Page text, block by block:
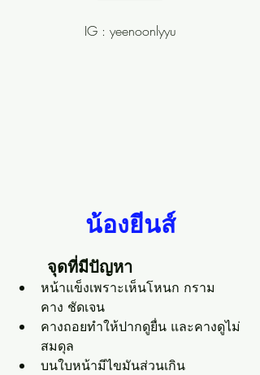
IG : yeenoonlyyu
น้องยีนส์
จุดที่มีปัญหา
หน้าแข็งเพราะเห็นโหนก กราม
คาง ชัดเจน
คางถอยทำให้ปากดูยื่น และคางดูไม่
สมดุล
บนใบหน้ามีไขมันส่วนเกิน